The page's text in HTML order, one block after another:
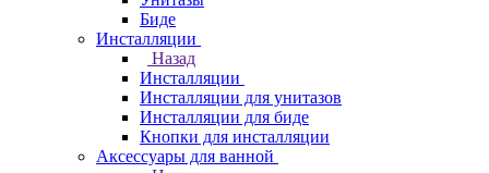
Биде
Инсталляции
Назад
Инсталляции
Инсталляции для унитазов
Инсталляции для биде
Кнопки для инсталляции
Аксессуары для ванной